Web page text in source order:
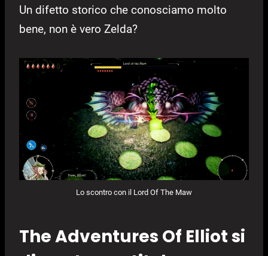
Un difetto storico che conosciamo molto
bene, non è vero Zelda?
Lo scontro con il Lord Of The Maw
The Adventures Of Elliot si